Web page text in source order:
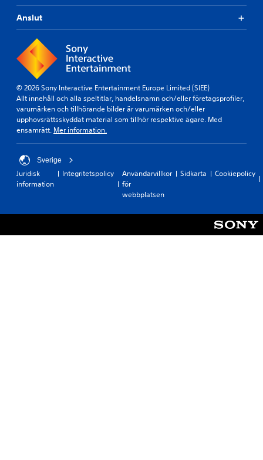
Anslut
© 2026 Sony Interactive Entertainment Europe Limited (SIEE)
Allt innehåll och alla speltitlar, handelsnamn och/eller företagsprofiler,
varumärken och tillhörande bilder är varumärken och/eller
upphovsrättsskyddat material som tillhör respektive ägare. Med
ensamrätt. Mer information.
Sverige
Juridisk
information
Integritetspolicy
Användarvillkor
för
webbplatsen
Sidkarta Cookiepolicy